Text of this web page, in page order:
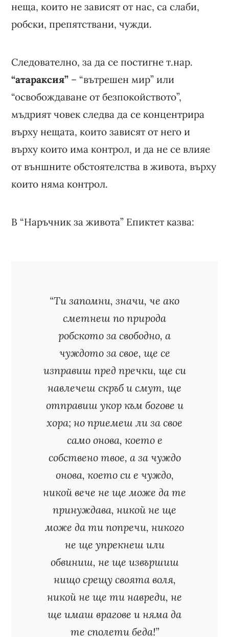
неща, които не зависят от нас, са слаби,
робски, препятствани, чужди.
Следователно, за да се постигне т.нар.
“атараксия” – “вътрешен мир” или
“освобождаване от безпокойството”,
мъдрият човек следва да се концентрира
върху нещата, които зависят от него и
върху които има контрол, и да не се влияе
от външните обстоятелства в живота, върху
които няма контрол.
В “Наръчник за живота” Епиктет казва:
“Ти запомни, значи, че ако
сметнеш по природа
робското за свободно, а
чуждото за свое, ще се
изправиш пред пречки, ще си
навлечеш скръб и смут, ще
отправиш укор към богове и
хора; но приемеш ли за свое
само онова, което е
собствено твое, а за чуждо
онова, което си е чуждо,
никой вече не ще може да те
принуждава, никой не ще
може да ти попречи, никого
не ще упрекнеш или
обвиниш, не ще извършиш
нищо срещу своята воля,
никой не ще ти навреди, не
ще имаш врагове и няма да
те сполети беда!”